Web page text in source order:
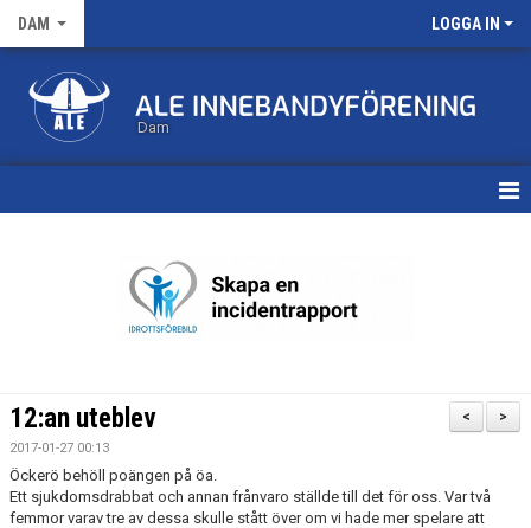
DAM LOGGA IN
Dam
NYHETSARKIV
>
<
12:an uteblev
2017-01-27 00:13
Öckerö behöll poängen på öa.
Ett sjukdomsdrabbat och annan frånvaro ställde till det för oss. Var två
femmor varav tre av dessa skulle stått över om vi hade mer spelare att